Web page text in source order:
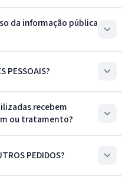
da informação pública
PESSOAIS?
recebem
ou tratamento?
PEDIDOS?